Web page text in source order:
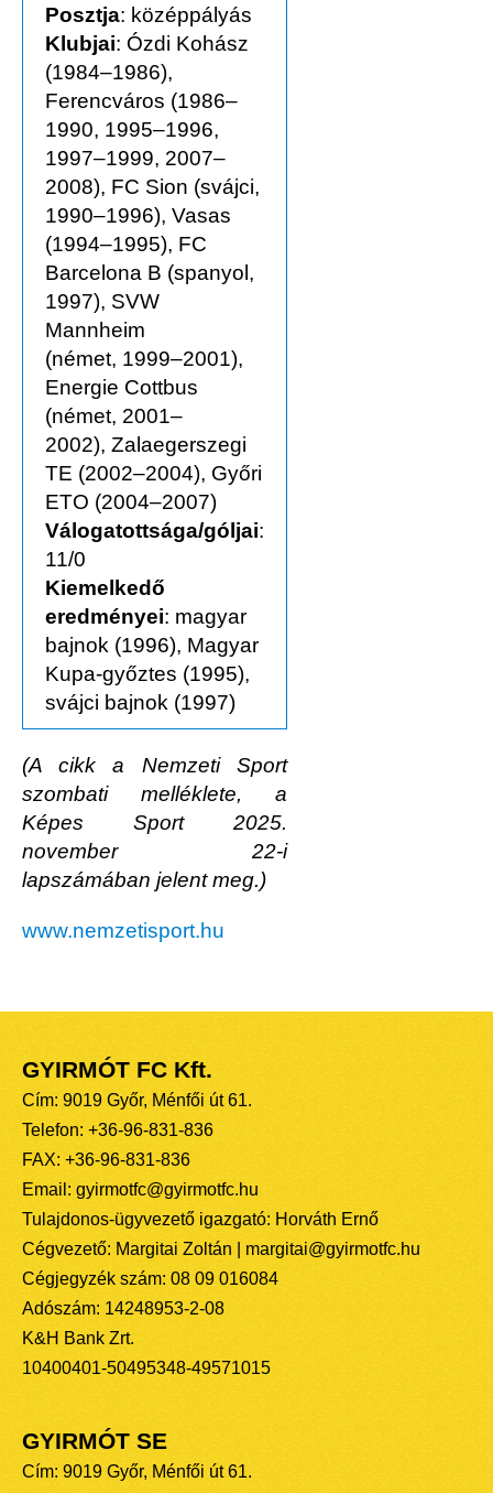
Posztja: középpályás
Klubjai: Ózdi Kohász
(1984–1986),
Ferencváros (1986–
1990, 1995–1996,
1997–1999, 2007–
2008), FC Sion (svájci,
1990–1996), Vasas
(1994–1995), FC
Barce­lona B (spanyol,
1997), SVW
Mannheim
(német, 1999–2001),
Energie Cottbus
(német, 2001–
2002), Zala­egerszegi
TE (2002–2004), Győri
ETO (2004–2007)
Válogatottsága/góljai:
11/0
Kiemelkedő
eredményei: magyar
bajnok (1996), Magyar
Kupa-győztes (1995),
svájci bajnok (1997)
(A cikk a Nemzeti Sport
szombati melléklete, a
Képes Sport 2025.
november 22-i
lapszámában jelent meg.)
www.nemzetisport.hu
GYIRMÓT FC Kft.
Cím: 9019 Győr, Ménfői út 61.
Telefon: +36-96-831-836
FAX: +36-96-831-836
Email: gyirmotfc@gyirmotfc.hu
Tulajdonos-ügyvezető igazgató: Horváth Ernő
Cégvezető: Margitai Zoltán | margitai@gyirmotfc.hu
Cégjegyzék szám: 08 09 016084
Adószám: 14248953-2-08
K&H Bank Zrt.
10400401-50495348-49571015
GYIRMÓT SE
Cím: 9019 Győr, Ménfői út 61.